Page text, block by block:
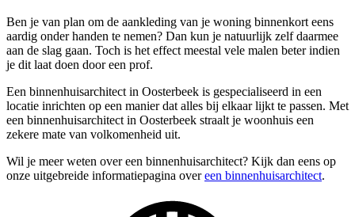
Ben je van plan om de aankleding van je woning binnenkort eens
aardig onder handen te nemen? Dan kun je natuurlijk zelf daarmee
aan de slag gaan. Toch is het effect meestal vele malen beter indien
je dit laat doen door een prof.
Een binnenhuisarchitect in Oosterbeek is gespecialiseerd in een
locatie inrichten op een manier dat alles bij elkaar lijkt te passen. Met
een binnenhuisarchitect in Oosterbeek straalt je woonhuis een
zekere mate van volkomenheid uit.
Wil je meer weten over een binnenhuisarchitect? Kijk dan eens op
onze uitgebreide informatiepagina overeen binnenhuisarchitect.